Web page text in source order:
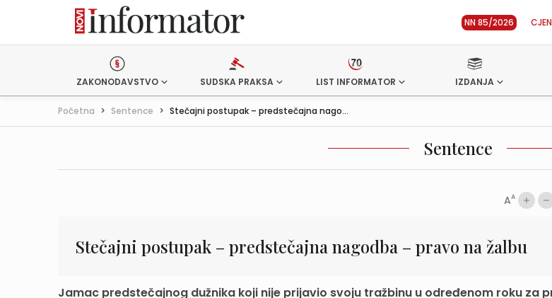
NN 85/2026
ZAKONODAVSTVO SUDSKA PRAKSA LIST INFORMATOR IZDANJA
Početna > Sentence > Stečajni postupak – predstečajna nago...
Sentence
AA
Stečajni postupak – predstečajna nagodba – pravo na žalbu
Jamac predstečajnog dužnika koji nije prijavio svoju tražbinu u određenom roku za